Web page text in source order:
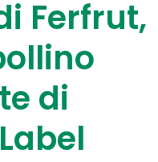
Ferfrut,
di